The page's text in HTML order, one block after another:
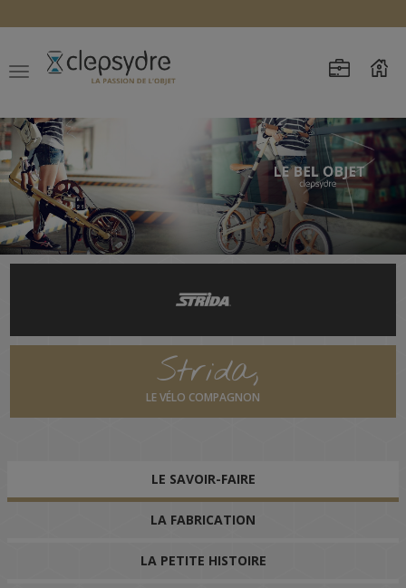
Strida,
LE VÉLO COMPAGNON
LE SAVOIR-FAIRE
LA FABRICATION
LA PETITE HISTOIRE